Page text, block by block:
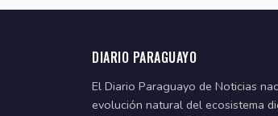
DIARIO PARAGUAYO
El Diario Paraguayo de Noticias
evolución natural del ecosistema